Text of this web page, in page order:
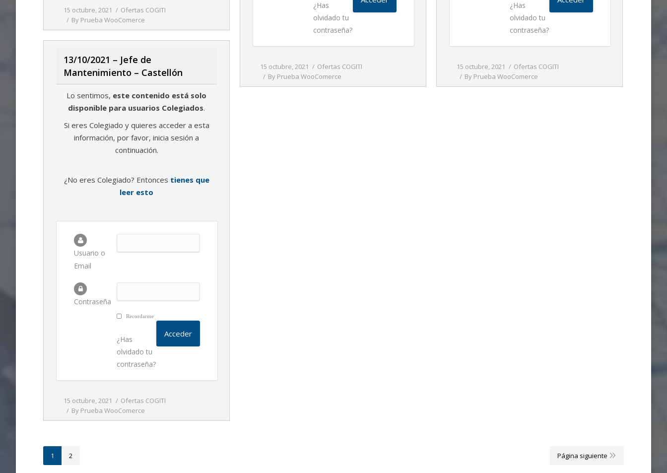
15 octubre, 2021
Ofertas COGITI
By Prueba WooComerce
¿Has
olvidado tu
contraseña?
15 octubre, 2021
Ofertas COGITI
By Prueba WooComerce
¿Has
olvidado tu
contraseña?
15 octubre, 2021
Ofertas COGITI
By Prueba WooComerce
13/10/2021 – Jefe de
Mantenimiento – Castellón
Lo sentimos, este contenido está solo
disponible para usuarios Colegiados.
Si eres Colegiado y quieres acceder a esta
información, por favor, inicia sesión a
continuación.
¿No eres Colegiado? Entonces tienes que
leer esto
Usuario o
Email
Contraseña
Recordarme
¿Has
olvidado tu
contraseña?
15 octubre, 2021
Ofertas COGITI
By Prueba WooComerce
1 2 Página siguiente